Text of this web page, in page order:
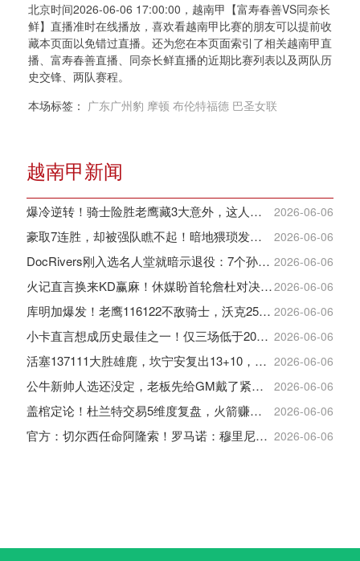
北京时间2026-06-06 17:00:00，越南甲【富寿春善VS同奈长
鲜】直播准时在线播放，喜欢看越南甲比赛的朋友可以提前收
藏本页面以免错过直播。还为您在本页面索引了相关越南甲直
播、富寿春善直播、同奈长鲜直播的近期比赛列表以及两队历
史交锋、两队赛程。
本场标签： 广东广州豹 摩顿 布伦特福德 巴圣女联
越南甲新闻
爆冷逆转！骑士险胜老鹰藏3大意外，这人彻底沦为季后赛鸡肋 2026-06-06
豪取7连胜，却被强队瞧不起！暗地猥琐发育，雷霆卫冕的劲敌来了 2026-06-06
DocRivers刚入选名人堂就暗示退役：7个孙辈等不起了 2026-06-06
火记直言换来KD赢麻！休媒盼首轮詹杜对决：湖人内部生嫌隙利火箭2026-06-06
库明加爆发！老鹰116122不敌骑士，沃克25+4+2+2，约翰逊12+11+6 2026-06-06
小卡直言想成历史最佳之一！仅三场低于20+入巅峰保底最佳三阵 2026-06-06
活塞137111大胜雄鹿，坎宁安复出13+10，杜伦21分9板 2026-06-06
公牛新帅人选还没定，老板先给GM戴了紧箍咒 2026-06-06
盖棺定论！杜兰特交易5维度复盘，火箭赚大了，太阳只赢在未来 2026-06-06
官方：切尔西任命阿隆索！罗马诺：穆里尼奥对重返皇马感到激动！ 2026-06-06